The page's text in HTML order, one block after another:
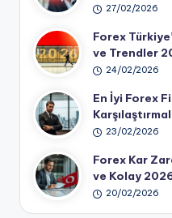
27/02/2026
Forex
ve Trendler
24/02/2026
En İyi Forex
23/02/2026
Forex Kar
ve Kolay
20/02/2026